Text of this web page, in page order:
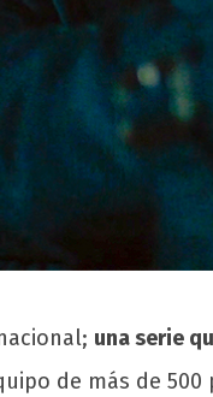
una serie
de más de 500